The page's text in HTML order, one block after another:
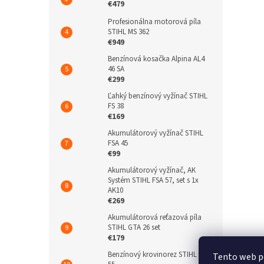
Tento web
€479
Profesionálna motorová píla
STIHL MS 362
€949
Benzínová kosačka Alpina AL4
46 SA
€299
Ľahký benzínový vyžínač STIHL
FS 38
€169
Akumulátorový vyžínač STIHL
FSA 45
€99
Akumulátorový vyžínač, AK
Systém STIHL FSA 57, set s 1x
AK10
€269
Akumulátorová reťazová píla
STIHL GTA 26 set
€179
Benzínový krovinorez STIHL FS